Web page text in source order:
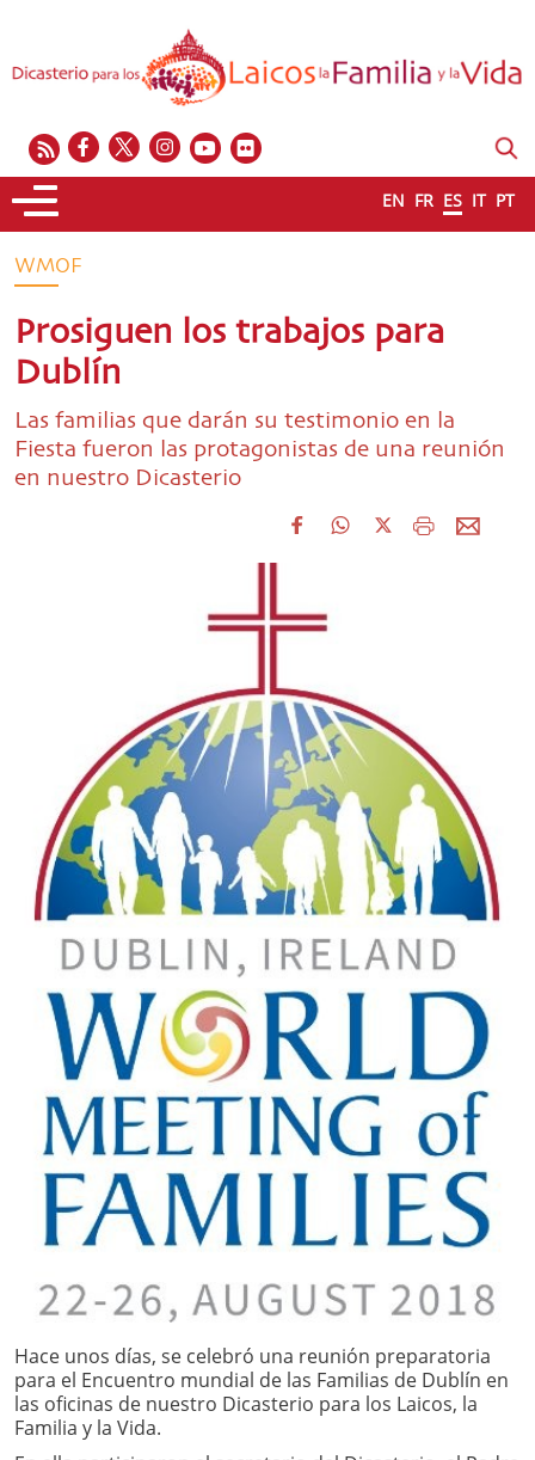
EN FR ES IT PT
WMOF
Prosiguen los trabajos para
Dublín
Las familias que darán su testimonio en la
Fiesta fueron las protagonistas de una reunión
en nuestro Dicasterio
Hace unos días, se celebró una reunión preparatoria
para el Encuentro mundial de las Familias de Dublín en
las oficinas de nuestro Dicasterio para los Laicos, la
Familia y la Vida.